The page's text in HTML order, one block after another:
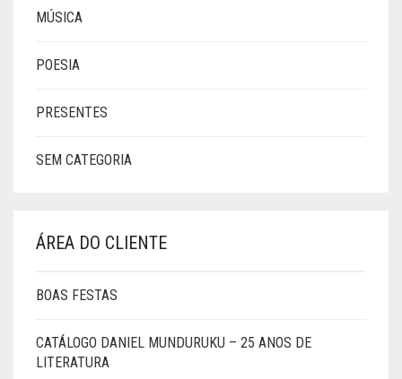
MÚSICA
POESIA
PRESENTES
SEM CATEGORIA
ÁREA DO CLIENTE
BOAS FESTAS
CATÁLOGO DANIEL MUNDURUKU – 25 ANOS DE
LITERATURA